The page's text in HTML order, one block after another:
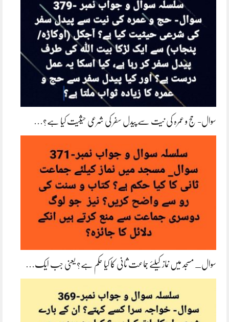
سوال- حج و عمرہ کی نیت سے پیدل سفر کی شرعی حیثیت کیا ہے؟…
سوال_ مسجد میں نماز کیلئے جماعت ثانی کا کیا حکم ہے؟ یعنی جب ایک…